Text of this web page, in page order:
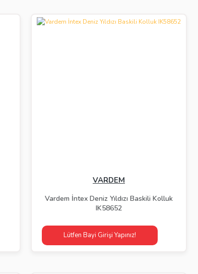
VARDEM
Vardem İntex Deniz Yıldızı Baskili Kolluk
IK58652
Lütfen Bayi Girişi Yapınız!